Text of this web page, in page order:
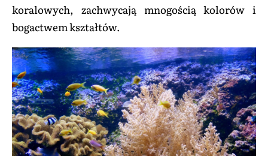
koralowych, zachwycają mnogością kolorów i
bogactwem kształtów.